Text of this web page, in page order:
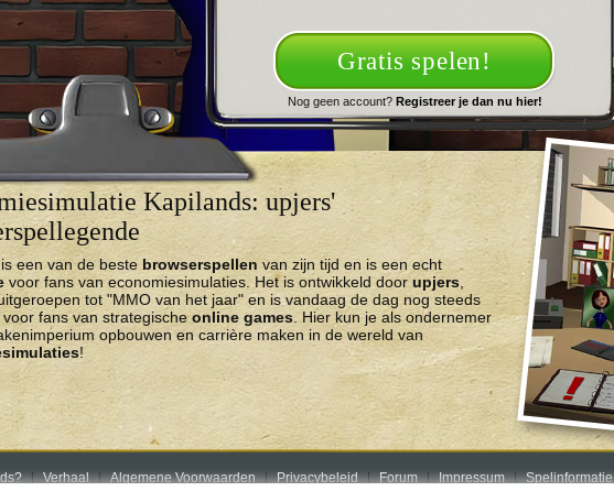
Gratis spelen!
Nog geen account? Registreer je dan nu hier!
Kapilands: upjers'
een van de beste browserspellen van zijn tijd en is een echt
voor fans van economiesimulaties. Het is ontwikkeld door upjers,
tot "MMO van het jaar" en is vandaag de dag nog steeds
fans van strategischeonline games. Hier kun je als ondernemer
opbouwen en carrière maken in de wereld van
!
Verhaal Algemene Voorwaarden Privacybeleid Forum Impressum Spelinformatie